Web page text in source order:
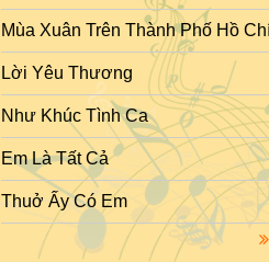
Mùa Xuân Trên Thành Phố Hồ
Lời Yêu Thương
Như Khúc Tình Ca
Em Là Tất Cả
Thuở Ấy Có Em